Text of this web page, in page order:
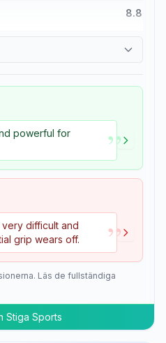
8.8
powerful for
”
difficult and
grip wears off.
”
Läs de fullständiga
Stiga Sports